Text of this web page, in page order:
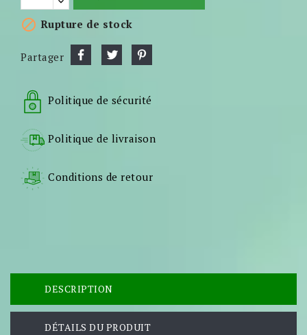
 Rupture de stock
Partager
Politique de sécurité
Politique de livraison
Conditions de retour
DESCRIPTION
DÉTAILS DU PRODUIT